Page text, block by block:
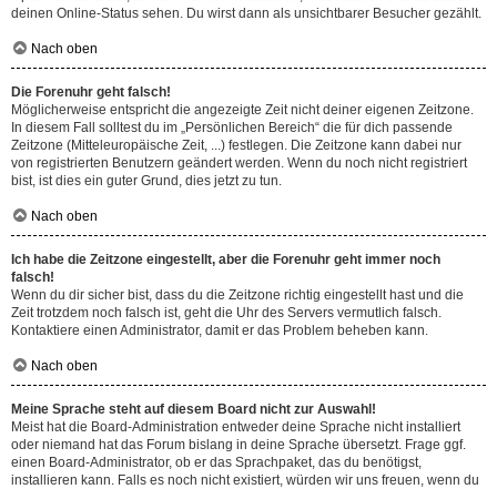
deinen Online-Status sehen. Du wirst dann als unsichtbarer Besucher gezählt.
Nach oben
Die Forenuhr geht falsch!
Möglicherweise entspricht die angezeigte Zeit nicht deiner eigenen Zeitzone.
In diesem Fall solltest du im „Persönlichen Bereich“ die für dich passende
Zeitzone (Mitteleuropäische Zeit, ...) festlegen. Die Zeitzone kann dabei nur
von registrierten Benutzern geändert werden. Wenn du noch nicht registriert
bist, ist dies ein guter Grund, dies jetzt zu tun.
Nach oben
Ich habe die Zeitzone eingestellt, aber die Forenuhr geht immer noch
falsch!
Wenn du dir sicher bist, dass du die Zeitzone richtig eingestellt hast und die
Zeit trotzdem noch falsch ist, geht die Uhr des Servers vermutlich falsch.
Kontaktiere einen Administrator, damit er das Problem beheben kann.
Nach oben
Meine Sprache steht auf diesem Board nicht zur Auswahl!
Meist hat die Board-Administration entweder deine Sprache nicht installiert
oder niemand hat das Forum bislang in deine Sprache übersetzt. Frage ggf.
einen Board-Administrator, ob er das Sprachpaket, das du benötigst,
installieren kann. Falls es noch nicht existiert, würden wir uns freuen, wenn du